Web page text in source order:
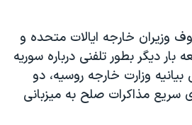
وزیران خارجه ایالات متحده و
دیگر بطور تلفنی درباره سوریه
وزارت خارجه روسیه، دو
سریع مذاکرات صلح به میزبانی